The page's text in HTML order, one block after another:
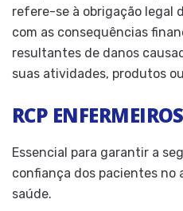
refere-se à obrigação legal
com as consequências
resultantes de danos
suas atividades, produtos
RCP ENFERMEIROS
Essencial para garantir a
confiança dos pacientes no
saúde.